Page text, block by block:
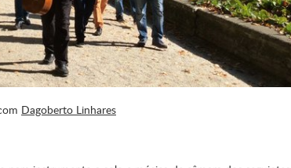
Dagoberto Linhares